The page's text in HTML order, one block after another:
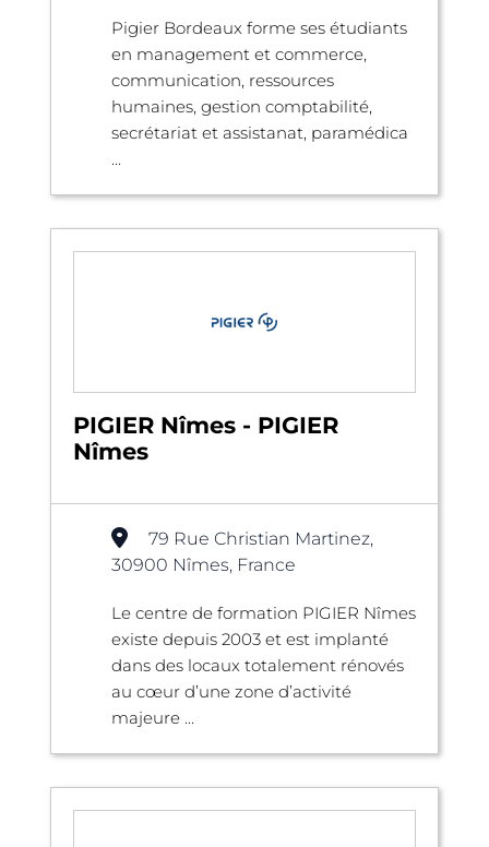
Pigier Bordeaux forme ses étudiants
en management et commerce,
communication, ressources
humaines, gestion comptabilité,
secrétariat et assistanat, paramédica
...
PIGIER Nîmes - PIGIER
Nîmes
79 Rue Christian Martinez,
30900 Nîmes, France
Le centre de formation PIGIER Nîmes
existe depuis 2003 et est implanté
dans des locaux totalement rénovés
au cœur d’une zone d’activité
majeure ...